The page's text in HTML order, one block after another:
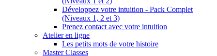
Développez votre intuition - Pack Complet
(Niveaux 1, 2 et 3)
Prenez contact avec votre intuition
Atelier en ligne
Les petits mots de votre histoire
Master Classes